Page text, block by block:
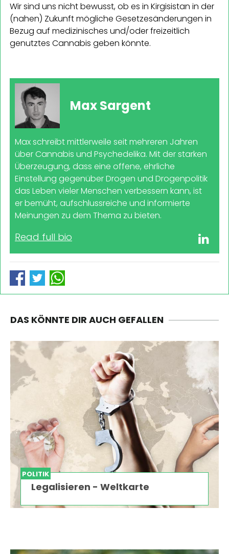
Wir sind uns nicht bewusst, ob es in Kirgisistan in der
(nahen) Zukunft mögliche Gesetzesänderungen in
Bezug auf medizinisches und/oder freizeitlich
genutztes Cannabis geben könnte.
Max Sargent
Max schreibt mittlerweile seit mehreren Jahren
über Cannabis und Psychedelika. Mit der starken
Überzeugung, dass eine offene, ehrliche
Einstellung gegenüber Drogen und Drogenpolitik
das Leben vieler Menschen verbessern kann, ist
er bemüht, aufschlussreiche und informierte
Meinungen zu dem Thema zu bieten.
Read full bio
DAS KÖNNTE DIR AUCH GEFALLEN
POLITIK
Legalisieren - Weltkarte